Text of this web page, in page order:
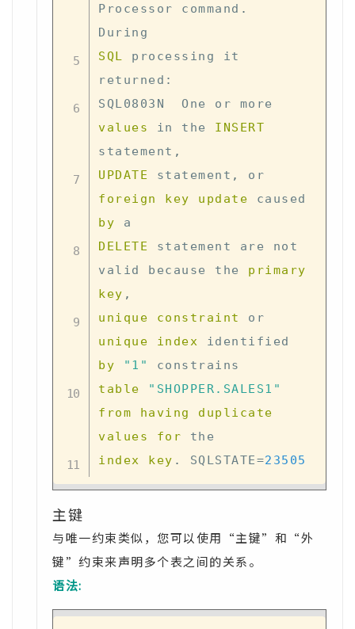
Processor command .
SQL
processing it
returned:
SQL0803N  One or
values
in the INSERT
statement ,
UPDATE
statement ,
or
foreign
key update
by
DELETE
statement are not
valid because the primary
key ,
unique
constraint
or
unique
index
by
"1"
table
"SHOPPER.SALES1"
from
having
duplicate
values
for
index
key . SQLSTATE=23505
主键
与唯一约束类似，您可以使用“主键”和“外
键”约束来声明多个表之间的关系。
语法: